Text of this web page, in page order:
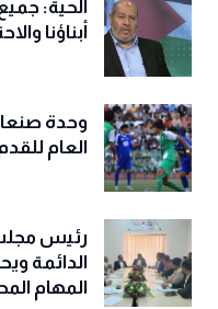
الحية:
أبناؤنا
وحدة
العام
رئيس مجلس
الدائمة
المهام